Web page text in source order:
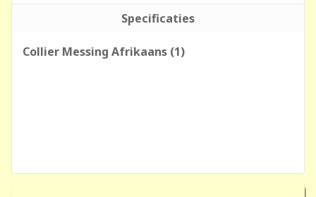
Specificaties
Collier Messing Afrikaans (1)